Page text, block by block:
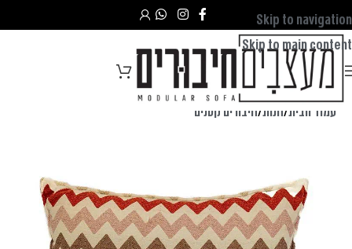
Skip to navigation
Skip to main content
עמוד הבית/חנות/חיבורים קטנים